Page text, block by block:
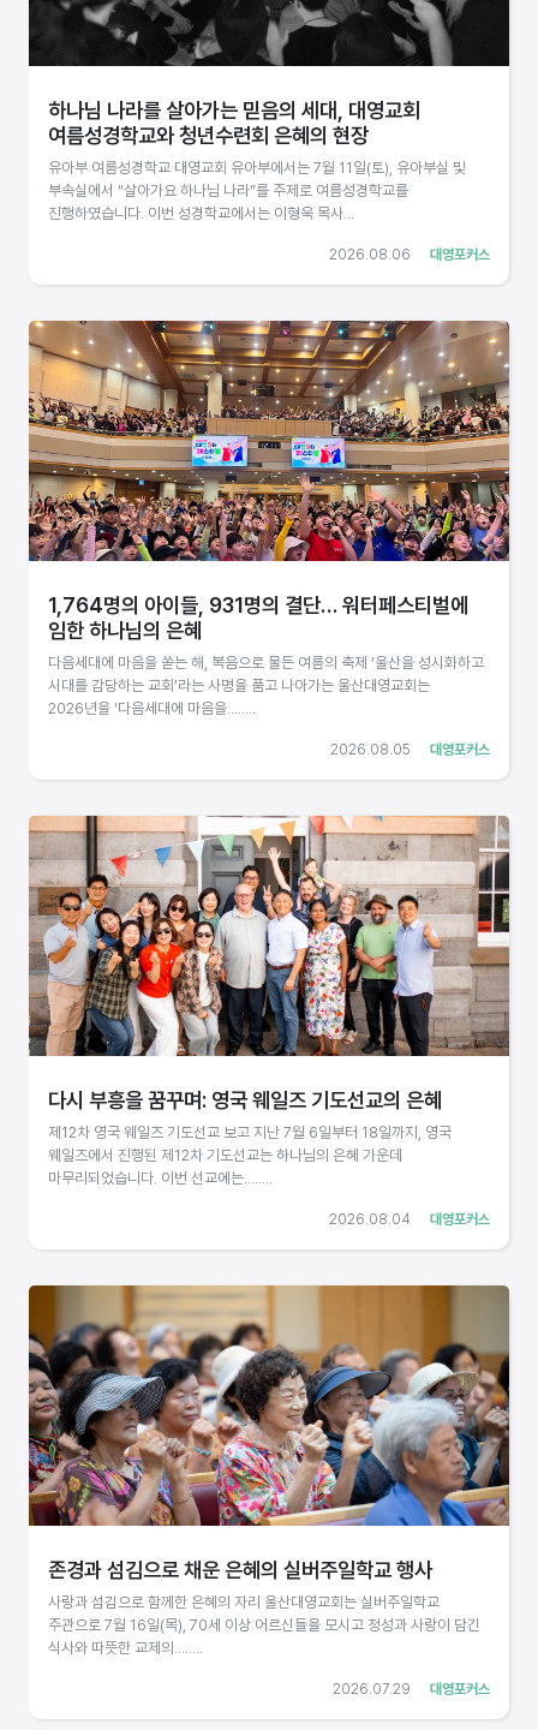
대영포커스
2026.08.06
하나님 나라를 살아가는 믿음의 세대, 대영교회
여름성경학교와 청년수련회 은혜의 현장
유아부 여름성경학교 대영교회 유아부에서는 7월 11일(토), 유아부실 및
부속실에서 “살아가요 하나님 나라”를 주제로 여름성경학교를
진행하였습니다. 이번 성경학교에서는 이형욱 목사...
대영포커스
2026.08.05
1,764명의 아이들, 931명의 결단… 워터페스티벌에
임한 하나님의 은혜
다음세대에 마음을 쏟는 해, 복음으로 물든 여름의 축제 ‘울산을 성시화하고
시대를 감당하는 교회’라는 사명을 품고 나아가는 울산대영교회는
2026년을 ‘다음세대에 마음을........
대영포커스
2026.08.04
다시 부흥을 꿈꾸며: 영국 웨일즈 기도선교의 은혜
제12차 영국 웨일즈 기도선교 보고 지난 7월 6일부터 18일까지, 영국
웨일즈에서 진행된 제12차 기도선교는 하나님의 은혜 가운데
마무리되었습니다. 이번 선교에는........
대영포커스
2026.07.29
존경과 섬김으로 채운 은혜의 실버주일학교 행사
사랑과 섬김으로 함께한 은혜의 자리 울산대영교회는 실버주일학교
주관으로 7월 16일(목), 70세 이상 어르신들을 모시고 정성과 사랑이 담긴
식사와 따뜻한 교제의........